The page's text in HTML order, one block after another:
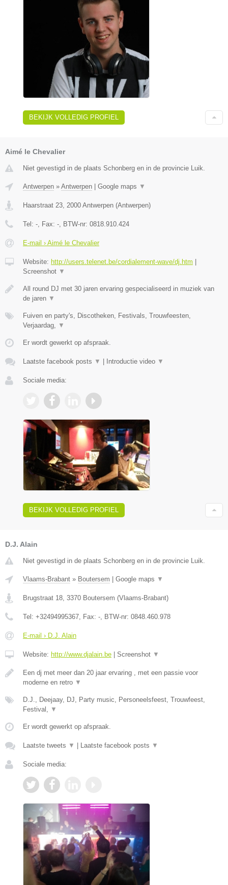
BEKIJK VOLLEDIG PROFIEL
Aimé le Chevalier
Niet gevestigd in de plaats Schonberg en in de provincie Luik.
Antwerpen » Antwerpen Google maps ▼
Haarstraat 23 2000 Antwerpen (Antwerpen)
Tel: - , Fax: - , BTW-nr: 0818.910.424
E-mail › Aimé le Chevalier
Website: http://users.telenet.be/cordialement-wave/dj.htm
Screenshot ▼
All round DJ met 30 jaren ervaring gespecialiseerd in muziek van
de jaren ▼
Fuiven en party's, Discotheken, Festivals, Trouwfeesten,
Verjaardag,
▼
Er wordt gewerkt op afspraak.
Laatste facebook posts ▼ Introductie video ▼
Sociale media:
BEKIJK VOLLEDIG PROFIEL
D.J. Alain
Niet gevestigd in de plaats Schonberg en in de provincie Luik.
Vlaams-Brabant » Boutersem Google maps ▼
Brugstraat 18 3370 Boutersem (Vlaams-Brabant)
Tel: +32494995367 , Fax: - , BTW-nr: 0848.460.978
E-mail › D.J. Alain
Website: http://www.djalain.be Screenshot ▼
Een dj met meer dan 20 jaar ervaring , met een passie voor
moderne en retro ▼
D.J., Deejaay, DJ, Party music, Personeelsfeest, Trouwfeest,
Festival,
▼
Er wordt gewerkt op afspraak.
Laatste tweets ▼ Laatste facebook posts ▼
Sociale media: